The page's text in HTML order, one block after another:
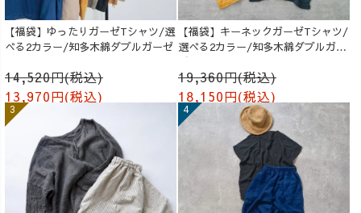
【福袋】ゆったりガーゼTシャツ/選
べる2カラー/知多木綿ダブルガーゼ
14,520円(税込)
13,970円(税込)
【福袋】キーネックガーゼTシャツ/
選べる2カラー/知多木綿ダブルガー
ゼ
19,360円(税込)
18,150円(税込)